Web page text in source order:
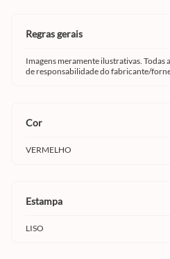
regras gerais
Imagens meramente ilustrativas. Todas
de responsabilidade do fabricante/
cor
VERMELHO
estampa
LISO